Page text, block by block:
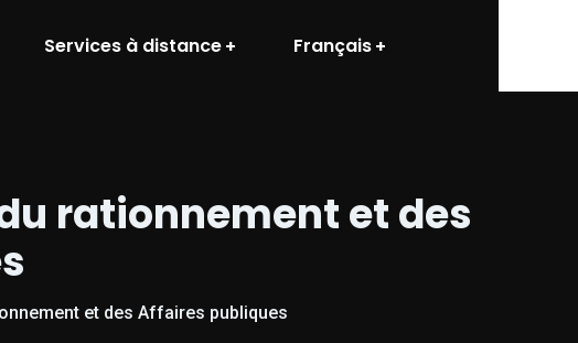
Services à distance Français
rationnement et des
et des Affaires publiques